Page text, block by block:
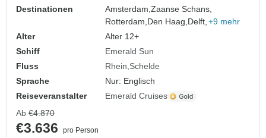
Destinationen
Amsterdam,Zaanse Schans,
Rotterdam,Den Haag,Delft, +9 mehr
Alter
Alter 12+
Schiff
Emerald Sun
Fluss
Rhein Schelde
Sprache
Nur: Englisch
Reiseveranstalter
Emerald Cruises
Ab €4.870
€3.636
pro Person